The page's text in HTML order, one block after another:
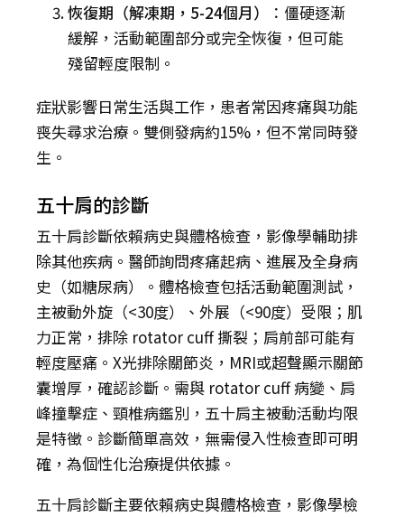
恢復期（解凍期，5-24個月）
：僵硬逐漸
緩解，活動範圍部分或完全恢復，但可能
殘留輕度限制。
症狀影響日常生活與工作，患者常因疼痛與功能
喪失尋求治療。雙側發病約15%，但不常同時發
生。
五十肩的診斷
五十肩診斷依賴病史與體格檢查，影像學輔助排
除其他疾病。醫師詢問疼痛起病、進展及全身病
史（如糖尿病）。體格檢查包括活動範圍測試，
主被動外旋（<30度）、外展（<90度）受限；肌
力正常，排除 rotator cuff 撕裂；肩前部可能有
輕度壓痛。X光排除關節炎，MRI或超聲顯示關節
囊增厚，確認診斷。需與 rotator cuff 病變、肩
峰撞擊症、頸椎病鑑別，五十肩主被動活動均限
是特徵。診斷簡單高效，無需侵入性檢查即可明
確，為個性化治療提供依據。
五十肩診斷主要依賴病史與體格檢查，影像學檢